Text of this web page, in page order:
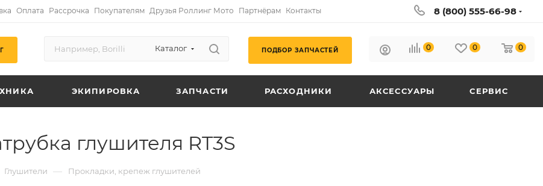
Оплата Рассрочка Покупателям Друзья Роллинг Мото Партнёрам Контакты 8 (800) 555-66-98
Каталог ПОДБОР ЗАПЧАСТЕЙ 0 0 0
ЭКИПИРОВКА ЗАПЧАСТИ РАСХОДНИКИ АКСЕССУАРЫ СЕРВИС
глушителя RT3S
Глушители — Прокладки, крепеж глушителей